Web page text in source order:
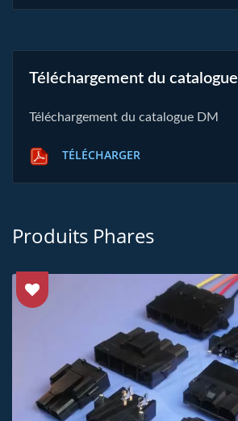
Téléchargement du catalogue
Téléchargement du catalogue DM
TÉLÉCHARGER
Produits Phares